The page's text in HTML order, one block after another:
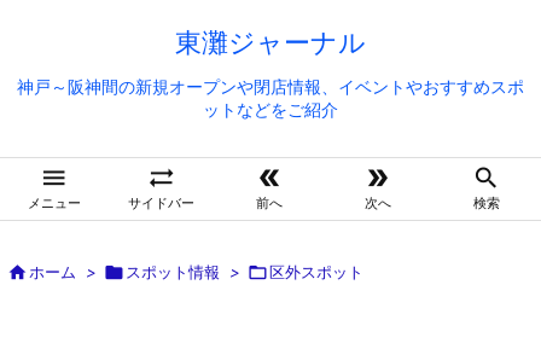
東灘ジャーナル
神戸～阪神間の新規オープンや閉店情報、イベントやおすすめスポ
ットなどをご紹介

メニュー

サイドバー

前へ

次へ

検索
ホーム >  スポット情報 > 区外スポット